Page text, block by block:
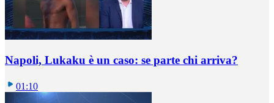
Napoli, Lukaku è un caso: se parte chi arriva?
01:10